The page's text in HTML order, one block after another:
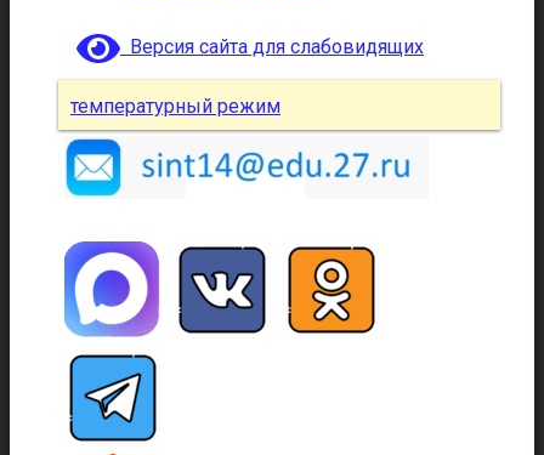
Версия сайта для слабовидящих
температурный режим